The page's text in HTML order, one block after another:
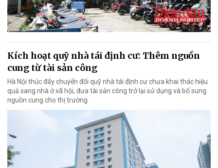
Kích hoạt quỹ nhà tái định cư: Thêm nguồn
cung từ tài sản công
Hà Nội thúc đẩy chuyển đổi quỹ nhà tái định cư chưa khai thác hiệu
quả sang nhà ở xã hội, đưa tài sản công trở lại sử dụng và bổ sung
nguồn cung cho thị trường.